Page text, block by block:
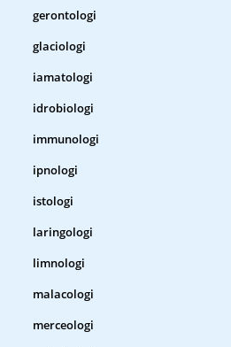
gerontologi
glaciologi
iamatologi
idrobiologi
immunologi
ipnologi
istologi
laringologi
limnologi
malacologi
merceologi